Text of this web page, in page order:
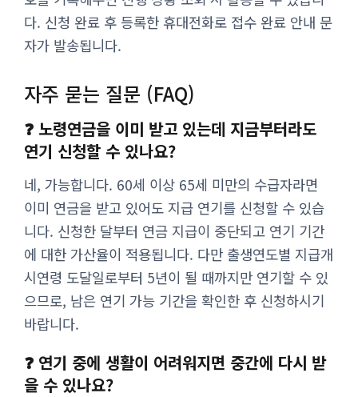
다. 신청 완료 후 등록한 휴대전화로 접수 완료 안내 문
자가 발송됩니다.
자주 묻는 질문 (FAQ)
❓ 노령연금을 이미 받고 있는데 지금부터라도
연기 신청할 수 있나요?
네, 가능합니다. 60세 이상 65세 미만의 수급자라면
이미 연금을 받고 있어도 지급 연기를 신청할 수 있습
니다. 신청한 달부터 연금 지급이 중단되고 연기 기간
에 대한 가산율이 적용됩니다. 다만 출생연도별 지급개
시연령 도달일로부터 5년이 될 때까지만 연기할 수 있
으므로, 남은 연기 가능 기간을 확인한 후 신청하시기
바랍니다.
❓ 연기 중에 생활이 어려워지면 중간에 다시 받
을 수 있나요?